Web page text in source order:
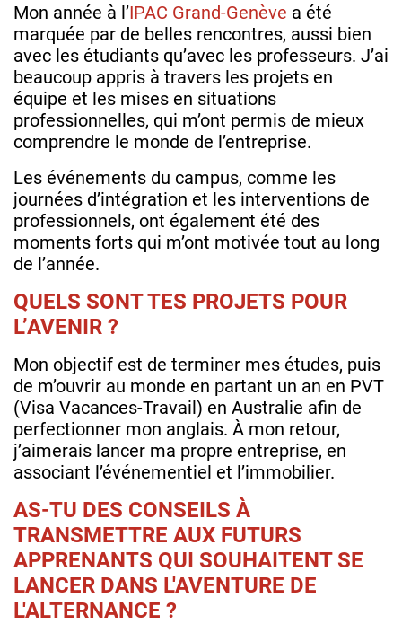
Mon année à l’IPAC Grand-Genève a été
marquée par de belles rencontres, aussi bien
avec les étudiants qu’avec les professeurs. J’ai
beaucoup appris à travers les projets en
équipe et les mises en situations
professionnelles, qui m’ont permis de mieux
comprendre le monde de l’entreprise.
Les événements du campus, comme les
journées d’intégration et les interventions de
professionnels, ont également été des
moments forts qui m’ont motivée tout au long
de l’année.
QUELS SONT TES PROJETS POUR
L’AVENIR ?
Mon objectif est de terminer mes études, puis
de m’ouvrir au monde en partant un an en PVT
(Visa Vacances-Travail) en Australie afin de
perfectionner mon anglais. À mon retour,
j’aimerais lancer ma propre entreprise, en
associant l’événementiel et l’immobilier.
AS-TU DES CONSEILS À
TRANSMETTRE AUX FUTURS
APPRENANTS QUI SOUHAITENT SE
LANCER DANS L'AVENTURE DE
L'ALTERNANCE ?